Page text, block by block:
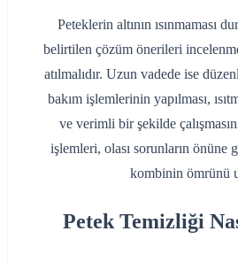
Peteklerin altının ısınmaması
belirtilen çözüm önerileri
atılmalıdır. Uzun vadede ise
bakım işlemlerinin yapılması,
ve verimli bir şekilde
işlemleri, olası sorunların önüne
kombinin ömrünü
Petek Temizliği